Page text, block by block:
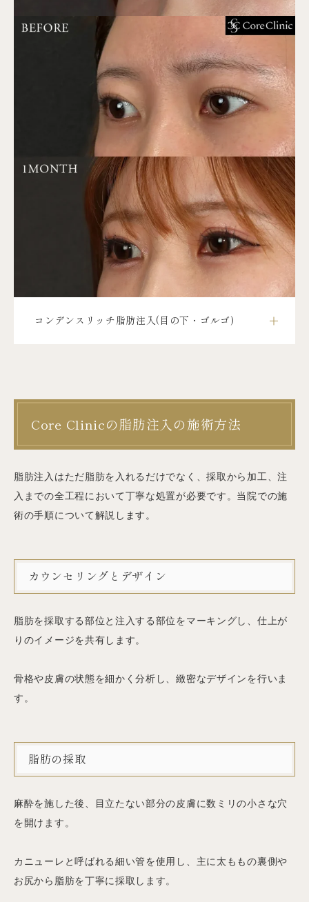
コンデンスリッチ脂肪注入(目の下・ゴルゴ)
Core Clinicの脂肪注入の施術方法
脂肪注入はただ脂肪を入れるだけでなく、採取から加工、注
入までの全工程において丁寧な処置が必要です。当院での施
術の手順について解説します。
カウンセリングとデザイン
脂肪を採取する部位と注入する部位をマーキングし、仕上が
りのイメージを共有します。
骨格や皮膚の状態を細かく分析し、緻密なデザインを行いま
す。
脂肪の採取
麻酔を施した後、目立たない部分の皮膚に数ミリの小さな穴
を開けます。
カニューレと呼ばれる細い管を使用し、主に太ももの裏側や
お尻から脂肪を丁寧に採取します。